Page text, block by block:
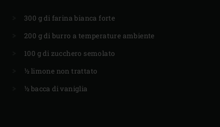
300 g di farina bianca forte
200 g di burro a temperature ambiente
100 g di zucchero semolato
½ limone non trattato
½ bacca di vaniglia